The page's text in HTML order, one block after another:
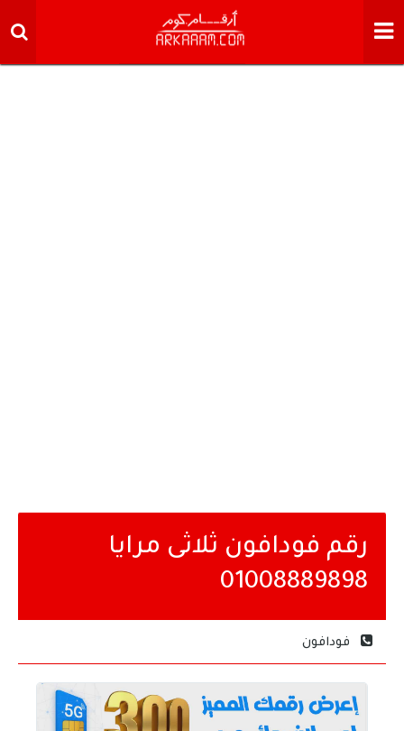
رقم فودافون ثلاثى مرايا
01008889898
فودافون